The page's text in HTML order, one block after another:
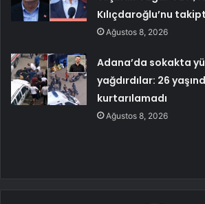
Kılıçdaroğlu’nu
Ağustos 8, 2026
Adana’da sokakta
yağdırdılar: 26
kurtarılamadı
Ağustos 8, 2026